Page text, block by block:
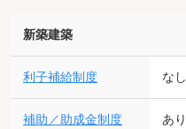
新築建築
利子補給制度 なし
補助／助成金制度 あり